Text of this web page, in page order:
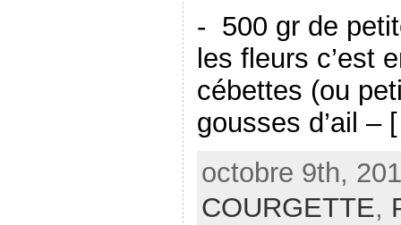
- 500 gr de
les fleurs c’est
cébettes (ou
gousses d’ail –
octobre 9th,
COURGETTE,